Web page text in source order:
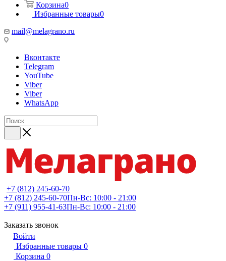
Корзина0
Избранные товары0
mail@melagrano.ru
Вконтакте
Telegram
YouTube
Viber
Viber
WhatsApp
+7 (812) 245-60-70
+7 (812) 245-60-70Пн-Вс: 10:00 - 21:00
+7 (911) 955-41-63Пн-Вс: 10:00 - 21:00
Заказать звонок
Войти
Избранные товары 0
Корзина 0